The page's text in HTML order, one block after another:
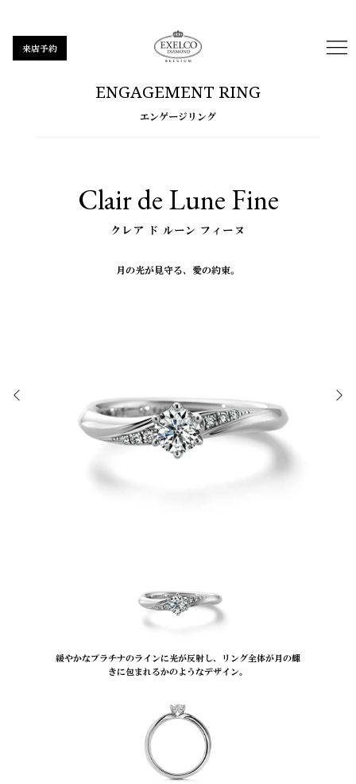
ENGAGEMENT RING
エンゲージリング
Clair de Lune Fine
クレア ド ルーン フィーヌ
月の光が見守る、愛の約束。
緩やかなプラチナのラインに光が反射し、リング全体が月の輝
きに包まれるかのようなデザイン。
来店予約